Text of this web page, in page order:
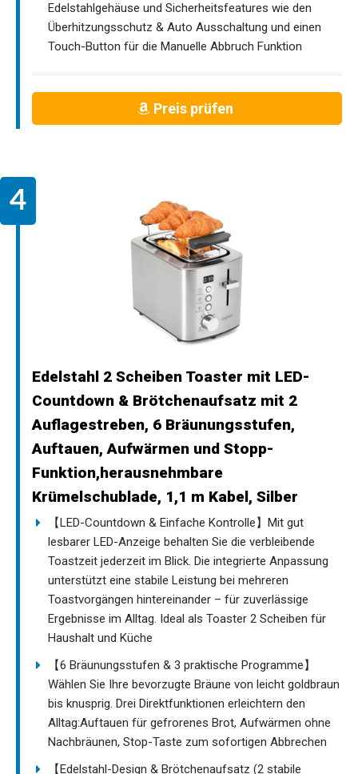
Edelstahlgehäuse und Sicherheitsfeatures wie den
Überhitzungsschutz & Auto Ausschaltung und einen
Touch-Button für die Manuelle Abbruch Funktion
Preis prüfen
Edelstahl 2 Scheiben Toaster mit LED-
Countdown & Brötchenaufsatz mit 2
Auflagestreben, 6 Bräunungsstufen,
Auftauen, Aufwärmen und Stopp-
Funktion,herausnehmbare
Krümelschublade, 1,1 m Kabel, Silber
【LED-Countdown & Einfache Kontrolle】Mit gut
lesbarer LED-Anzeige behalten Sie die verbleibende
Toastzeit jederzeit im Blick. Die integrierte Anpassung
unterstützt eine stabile Leistung bei mehreren
Toastvorgängen hintereinander – für zuverlässige
Ergebnisse im Alltag. Ideal als Toaster 2 Scheiben für
Haushalt und Küche
【6 Bräunungsstufen & 3 praktische Programme】
Wählen Sie Ihre bevorzugte Bräune von leicht goldbraun
bis knusprig. Drei Direktfunktionen erleichtern den
Alltag:Auftauen für gefrorenes Brot, Aufwärmen ohne
Nachbräunen, Stop-Taste zum sofortigen Abbrechen
【Edelstahl-Design & Brötchenaufsatz (2 stabile